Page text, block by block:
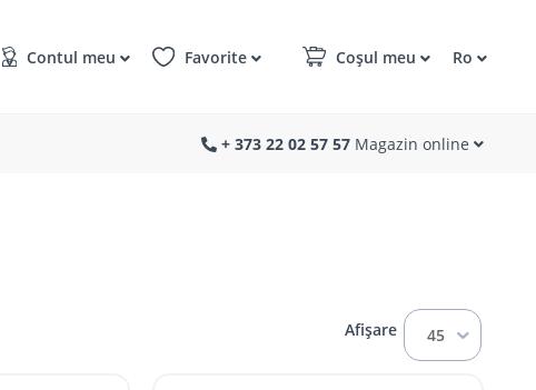
Contul meu Favorite Coșul meu Ro
+ 373 22 02 57 57 Magazin online
Afișare 45